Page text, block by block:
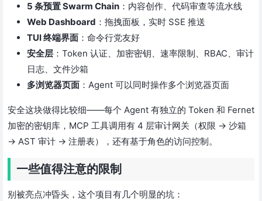
5 条预置 Swarm Chain ：内容创作、代码审查等流水线
Web Dashboard ：拖拽面板，实时 SSE 推送
TUI 终端界面 ：命令行党友好
安全层 ：Token 认证、加密密钥、速率限制、RBAC、审计
日志、文件沙箱
多浏览器页面 ：Agent 可以同时操作多个浏览器页面
安全这块做得比较细——每个 Agent 有独立的 Token 和 Fernet
加密的密钥库，MCP 工具调用有 4 层审计网关（权限 → 沙箱
→ AST 审计 → 注册表），还有基于角色的访问控制。
一些值得注意的限制
别被亮点冲昏头，这个项目有几个明显的坑：